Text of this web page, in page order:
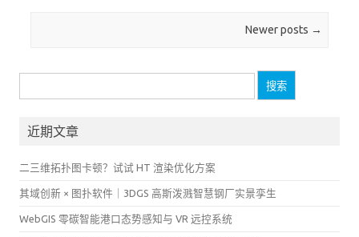
Newer posts →
索：
近期文章
二三维拓扑图卡顿？试试 HT 渲染优化方案
其域创新 × 图扑软件｜3DGS 高斯泼溅智慧钢厂实景孪生
WebGIS 零碳智能港口态势感知与 VR 远控系统